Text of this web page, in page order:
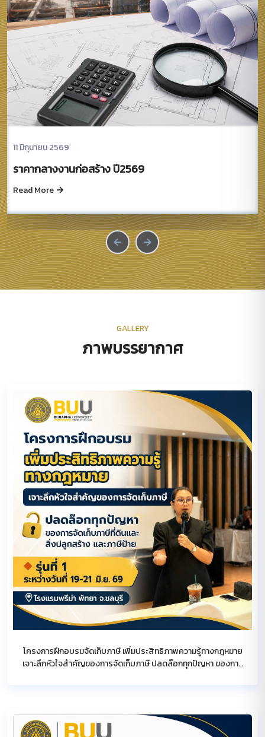
11 มิถุนายน 2569
ราคากลางงานก่อสร้าง ปี2569
Read More
GALLERY
ภาพบรรยากาศ
โครงการฝึกอบรมจัดเก็บภาษี เพิ่มประสิทธิภาพความรู้ทางกฎหมาย
เจาะลึกหัวใจสำคัญของการจัดเก็บภาษี ปลดล๊อกทุกปัญหา ของการ